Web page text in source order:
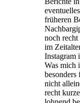
früheren
noch
im
Instagram
Was mich
besonders
nicht
recht